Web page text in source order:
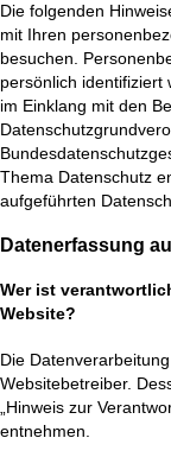
s
Die folgenden
mit Ihren
besuchen.
persönlich identifiziert
im Einklang mit den
Thema Datenschutz
aufgeführten
Datenerfassung
Wer ist
Website?
Die
Websitebetreiber.
„Hinweis zur
entnehmen.